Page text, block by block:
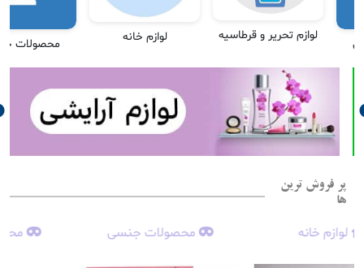
محصولات جنسی
تحریر و قرطاسیه
پر فروش ترین
ها
محصولات جنسی محصولات جنسی